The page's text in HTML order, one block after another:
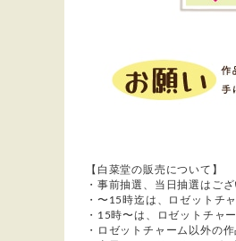
【白菜堂の販売について】
・事前抽選、当日抽選はご
・〜15時迄は、ロゼットチ
・15時〜は、ロゼットチャ
・ロゼットチャーム以外の